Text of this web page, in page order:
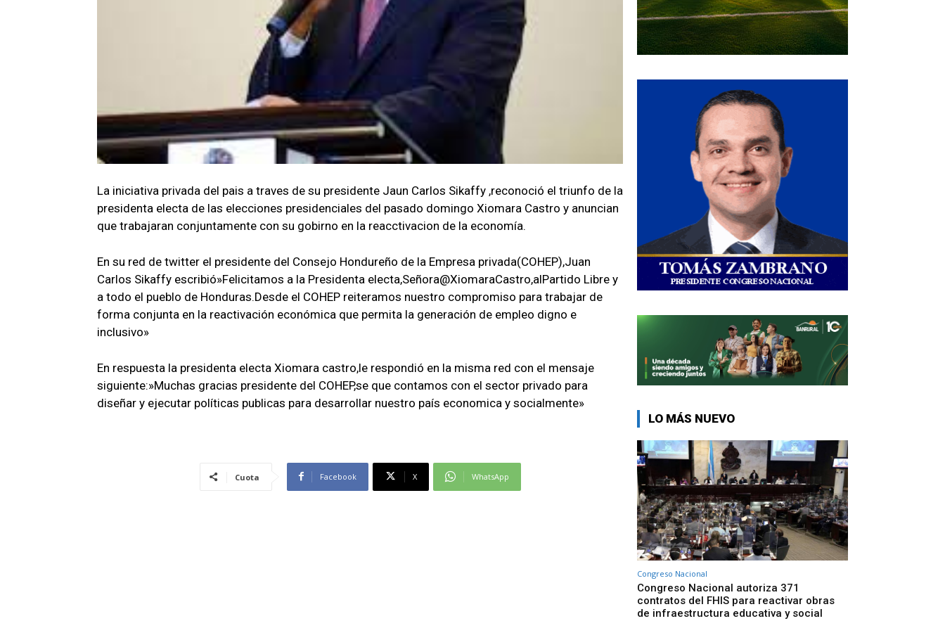
La iniciativa privada del pais a traves de su presidente Jaun Carlos Sikaffy ,reconoció el triunfo de la
presidenta electa de las elecciones presidenciales del pasado domingo Xiomara Castro y anuncian
que trabajaran conjuntamente con su gobirno en la reacctivacion de la economía.
En su red de twitter el presidente del Consejo Hondureño de la Empresa privada(COHEP),Juan
Carlos Sikaffy escribió»Felicitamos a la Presidenta electa,Señora@XiomaraCastro,alPartido Libre y
a todo el pueblo de Honduras.Desde el COHEP reiteramos nuestro compromiso para trabajar de
forma conjunta en la reactivación económica que permita la generación de empleo digno e
inclusivo»
En respuesta la presidenta electa Xiomara castro,le respondió en la misma red con el mensaje
siguiente:»Muchas gracias presidente del COHEP,se que contamos con el sector privado para
diseñar y ejecutar políticas publicas para desarrollar nuestro país economica y socialmente»
Cuota Facebook X WhatsApp
LO MÁS NUEVO
Congreso Nacional
Congreso Nacional autoriza 371
contratos del FHIS para reactivar obras
de infraestructura educativa y social